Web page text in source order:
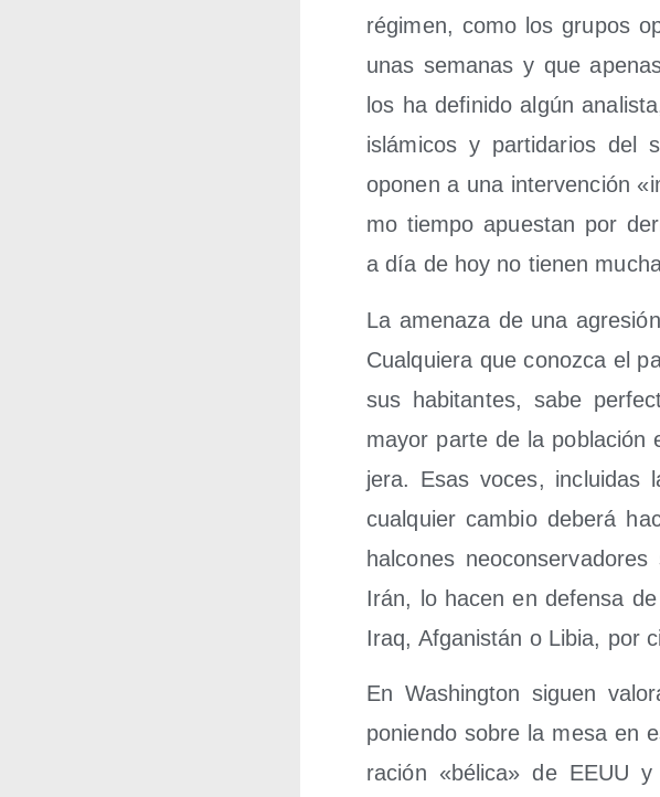
régi­men, como los gru­pos
unas sema­nas y que
los ha defi­ni­do algún
islá­mi­cos y par­ti­da­rios del
opo­nen a una inter­ven­ción
mo tiem­po apues­tan por
a día de hoy no tie­nen
La ame­na­za de una
Cual­quie­ra que conoz­ca el
sus habi­tan­tes, sabe
mayor par­te de la
je­ra. Esas voces, inclui­das
cual­quier cam­bio debe­rá
hal­co­nes
Irán, lo hacen en defen­sa
Iraq, Afga­nis­tán o Libia, por
En Washing­ton siguen
ponien­do sobre la mesa en
ra­ción «béli­ca» de EEUU